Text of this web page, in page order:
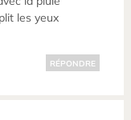
les yeux
RÉPONDRE